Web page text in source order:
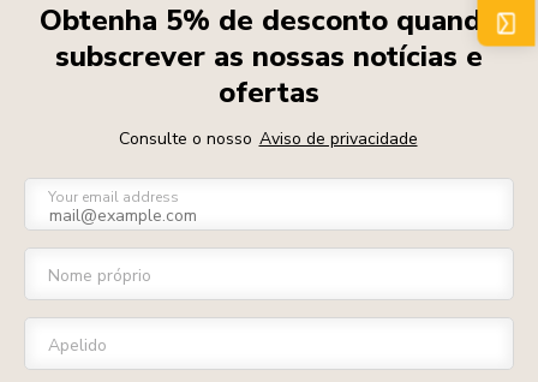
Obtenha 5% de desconto quando
subscrever as nossas notícias e
ofertas
Consulte o nosso Aviso de privacidade
Your email address
Nome próprio
Apelido